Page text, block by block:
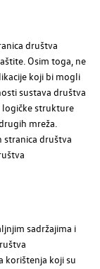
društva
Osim toga, ne
koji bi mogli
sustava društva
strukture
mreža.
stranica društva
sadržajima i
korištenja koji su